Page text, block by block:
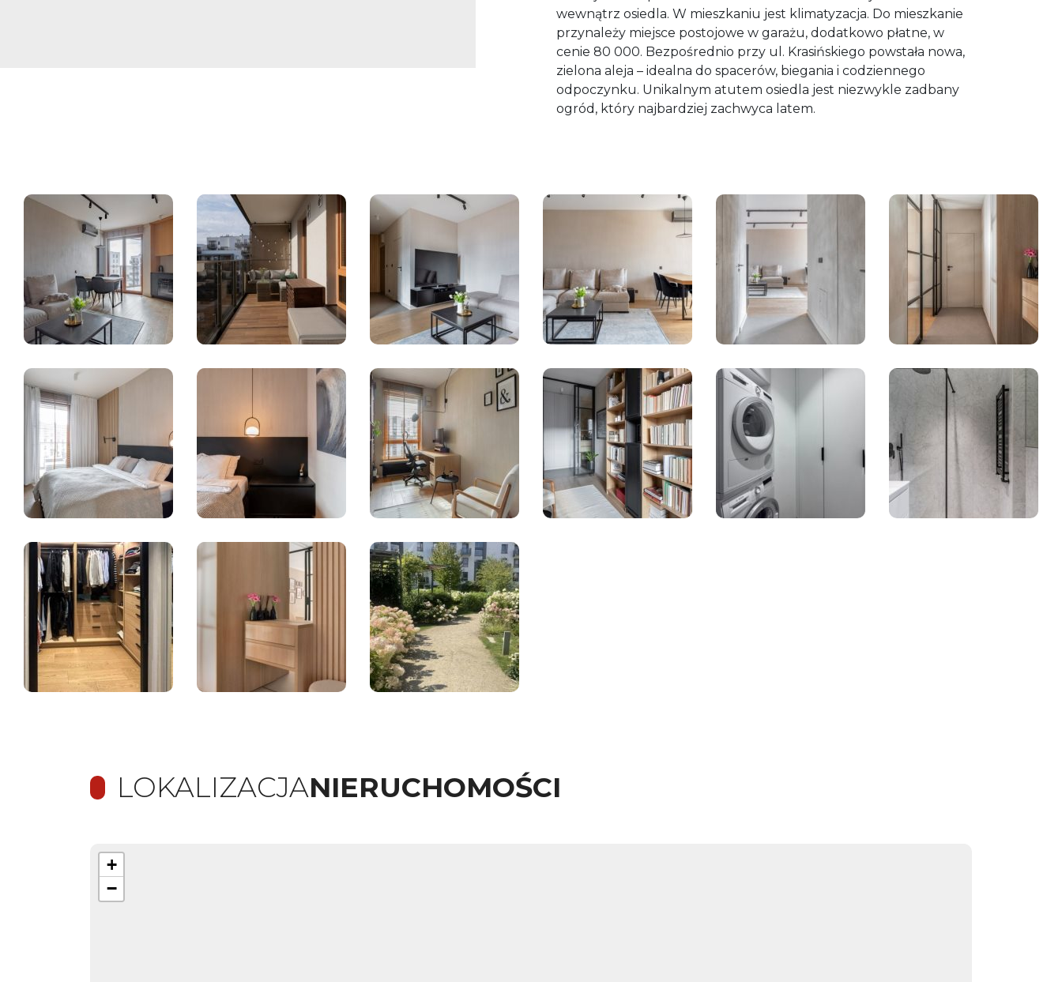
wewnątrz osiedla. W mieszkaniu jest klimatyzacja. Do mieszkanie
przynależy miejsce postojowe w garażu, dodatkowo płatne, w
cenie 80 000. Bezpośrednio przy ul. Krasińskiego powstała nowa,
zielona aleja – idealna do spacerów, biegania i codziennego
odpoczynku. Unikalnym atutem osiedla jest niezwykle zadbany
ogród, który najbardziej zachwyca latem.
LOKALIZACJANIERUCHOMOŚCI
+
−